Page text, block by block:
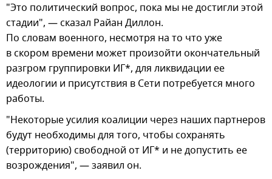
"Это политический вопрос, пока мы не достигли этой
стадии", — сказал Райан Диллон.
По словам военного, несмотря на то что уже
в скором времени может произойти окончательный
разгром группировки ИГ*, для ликвидации ее
идеологии и присутствия в Сети потребуется много
работы.
"Некоторые усилия коалиции через наших партнеров
будут необходимы для того, чтобы сохранять
(территорию) свободной от ИГ* и не допустить ее
возрождения", — заявил он.